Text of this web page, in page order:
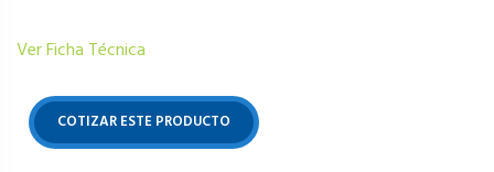
Ver Ficha Técnica
COTIZAR ESTE PRODUCTO